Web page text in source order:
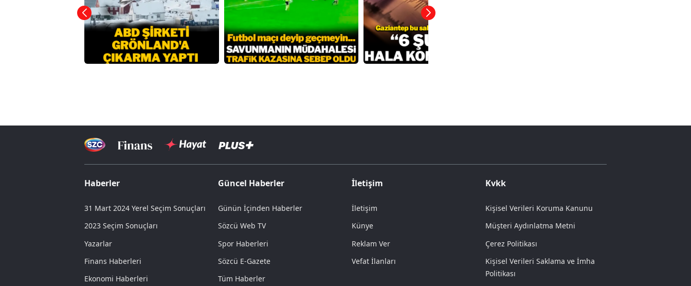
Haberler
31 Mart 2024 Yerel Seçim Sonuçları
2023 Seçim Sonuçları
Yazarlar
Finans Haberleri
Ekonomi Haberleri
Güncel Haberler
Günün İçinden Haberler
Sözcü Web TV
Spor Haberleri
Sözcü E-Gazete
Tüm Haberler
İletişim
İletişim
Künye
Reklam Ver
Vefat İlanları
Kvkk
Kişisel Verileri Koruma Kanunu
Müşteri Aydınlatma Metni
Çerez Politikası
Kişisel Verileri Saklama ve İmha
Politikası